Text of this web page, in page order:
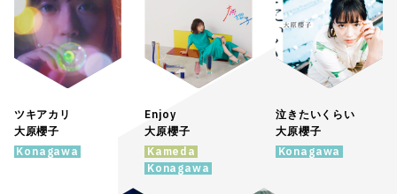
ツキアカリ
大原櫻子
Konagawa
Enjoy
大原櫻子
Kameda
Konagawa
泣きたいくらい
大原櫻子
Konagawa